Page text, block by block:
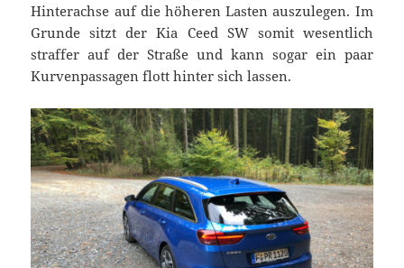
Hinterachse auf die höheren Lasten auszulegen. Im
Grunde sitzt der Kia Ceed SW somit wesentlich
straffer auf der Straße und kann sogar ein paar
Kurvenpassagen flott hinter sich lassen.